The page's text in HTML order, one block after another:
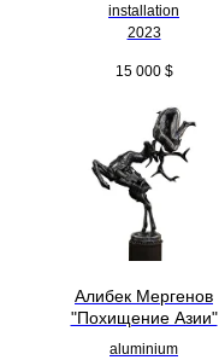
installation
2023
15 000 $
Алибек Мергенов
"Похищение Азии"
aluminium